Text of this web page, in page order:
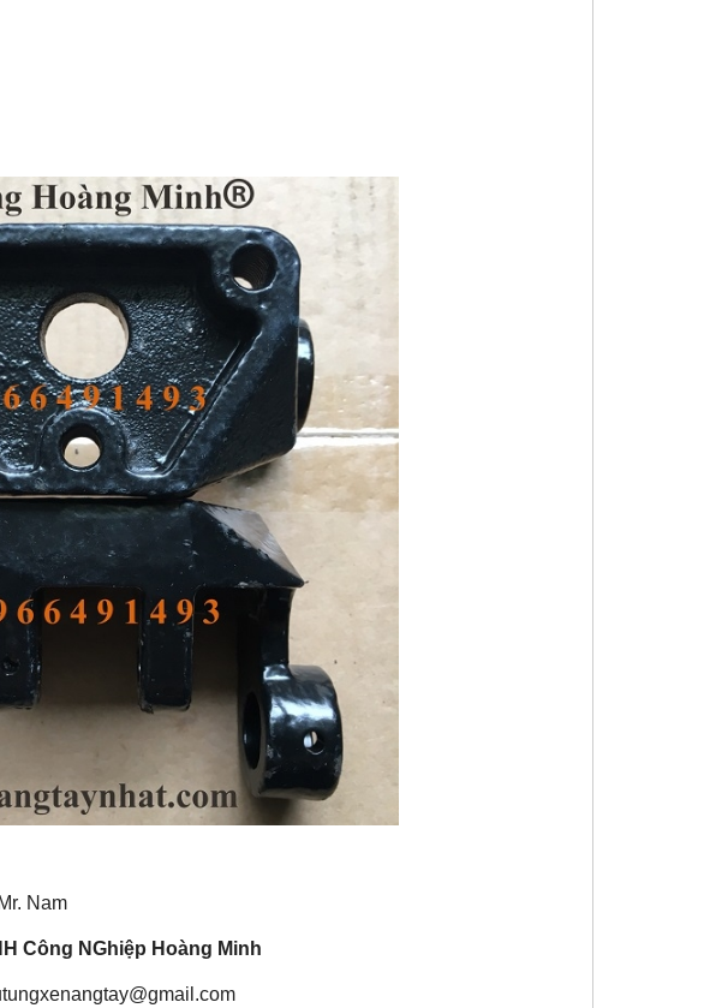
Mr. Nam
Công NGhiệp Hoàng Minh